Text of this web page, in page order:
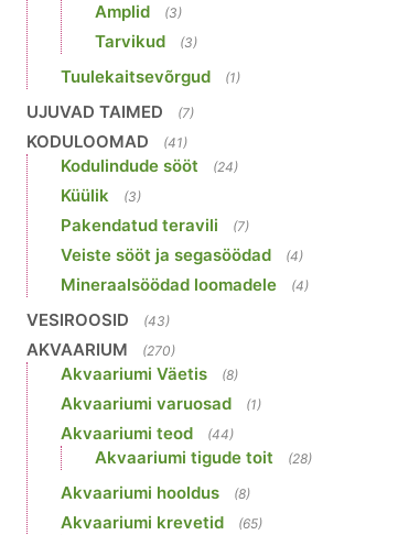
Amplid (3)
Tarvikud (3)
Tuulekaitsevõrgud (1)
UJUVAD TAIMED (7)
KODULOOMAD (41)
Kodulindude sööt (24)
Küülik (3)
Pakendatud teravili (7)
Veiste sööt ja segasöödad (4)
Mineraalsöödad loomadele (4)
VESIROOSID (43)
AKVAARIUM (270)
Akvaariumi Väetis (8)
Akvaariumi varuosad (1)
Akvaariumi teod (44)
Akvaariumi tigude toit (28)
Akvaariumi hooldus (8)
Akvaariumi krevetid (65)